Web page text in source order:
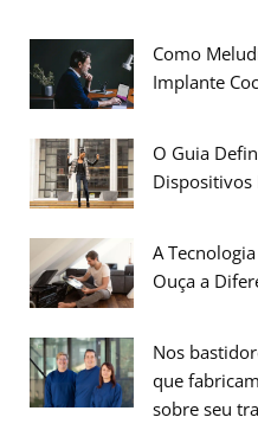
Como
Implante
O Guia
Dispositivos
A
Ouça a
Nos
que
sobre seu